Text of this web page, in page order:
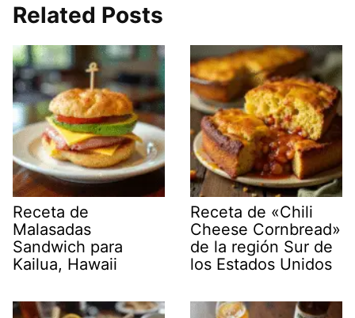
Related Posts
Receta de
Malasadas
Sandwich para
Kailua, Hawaii
Receta de «Chili
Cheese Cornbread»
de la región Sur de
los Estados Unidos